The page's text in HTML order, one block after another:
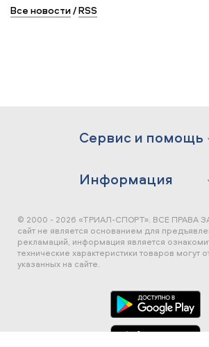
Все новости/RSS
Сервис и помощь
Информация
© 2000 - 2026 «ТРИАЛ-СПОРТ». ВСЕ ПРАВА
сайт не является основанием для
рекламаций, информация является
технические характеристики товаров могут
указанных на сайте.